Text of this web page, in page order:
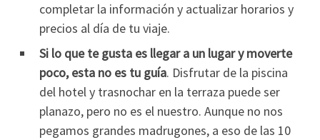
completar la información y actualizar horarios y
precios al día de tu viaje.
Si lo que te gusta es llegar a un lugar y moverte
poco, esta no es tu guía. Disfrutar de la piscina
del hotel y trasnochar en la terraza puede ser
planazo, pero no es el nuestro. Aunque no nos
pegamos grandes madrugones, a eso de las 10